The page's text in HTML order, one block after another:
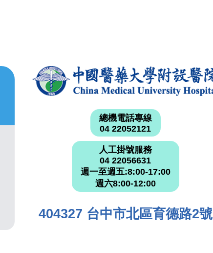
總機電話專線
04 22052121
人工掛號服務
04 22056631
週一至週五:8:00-17:00
週六8:00-12:00
404327 台中市北區育德路2號